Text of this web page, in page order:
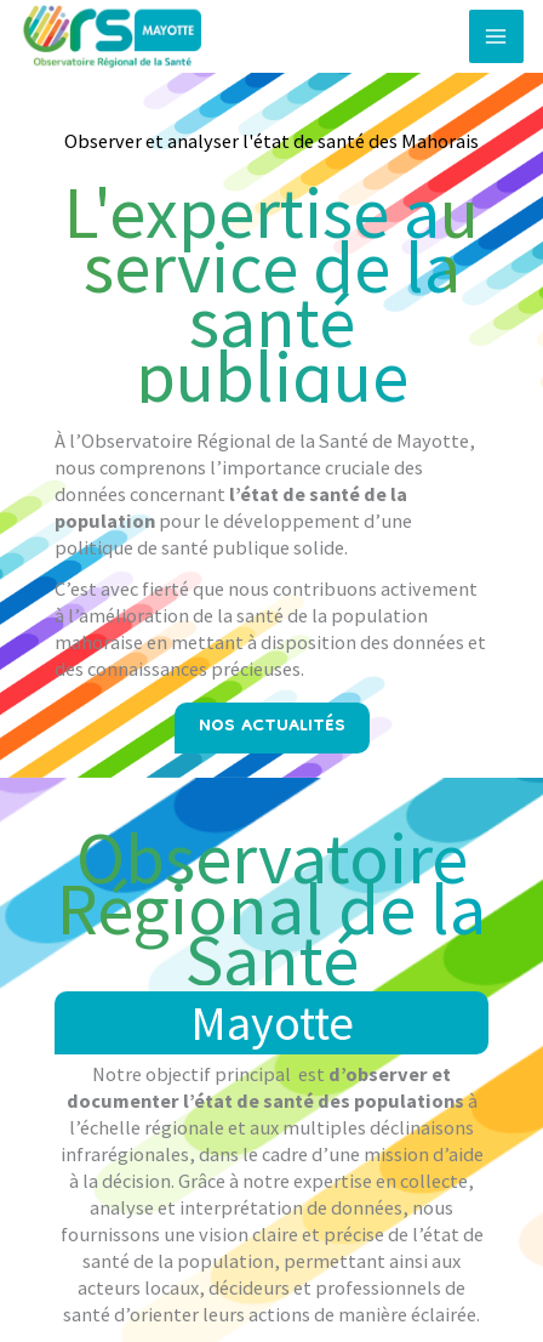
Aller
contenu
Observer et analyser l'état de santé des Mahorais
L'expertise au
service de la
santé
publique
À l’Observatoire Régional de la Santé de Mayotte,
nous comprenons l’importance cruciale des
données concernant l’état de santé de la
population pour le développement d’une
politique de santé publique solide.
C’est avec fierté que nous contribuons activement
à l’amélioration de la santé de la population
mahoraise en mettant à disposition des données et
des connaissances précieuses.
NOS ACTUALITÉS
Observatoire
Régional de la
Santé
Mayotte
Notre objectif principal est d’observer et
documenter l’état de santé des populationsà
l’échelle régionale et aux multiples déclinaisons
infrarégionales, dans le cadre d’une mission d’aide
à la décision. Grâce à notre expertise en collecte,
analyse et interprétation de données, nous
fournissons une vision claire et précise de l’état de
santé de la population, permettant ainsi aux
acteurs locaux, décideurs et professionnels de
santé d’orienter leurs actions de manière éclairée.